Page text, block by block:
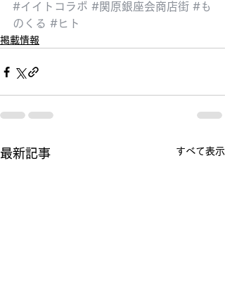
#イイトコラボ #関原銀座会商店街 #も
のくる #ヒト
掲載情報
最新記事 すべて表示